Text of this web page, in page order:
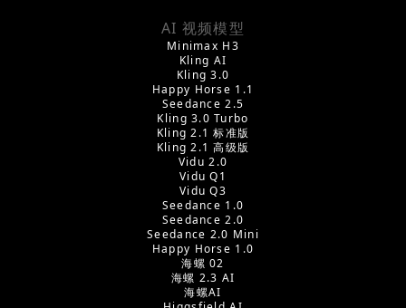
AI 视频模型
Minimax H3
Kling AI
Kling 3.0
Happy Horse 1.1
Seedance 2.5
Kling 3.0 Turbo
Kling 2.1 标准版
Kling 2.1 高级版
Vidu 2.0
Vidu Q1
Vidu Q3
Seedance 1.0
Seedance 2.0
Seedance 2.0 Mini
Happy Horse 1.0
海螺 02
海螺 2.3 AI
海螺AI